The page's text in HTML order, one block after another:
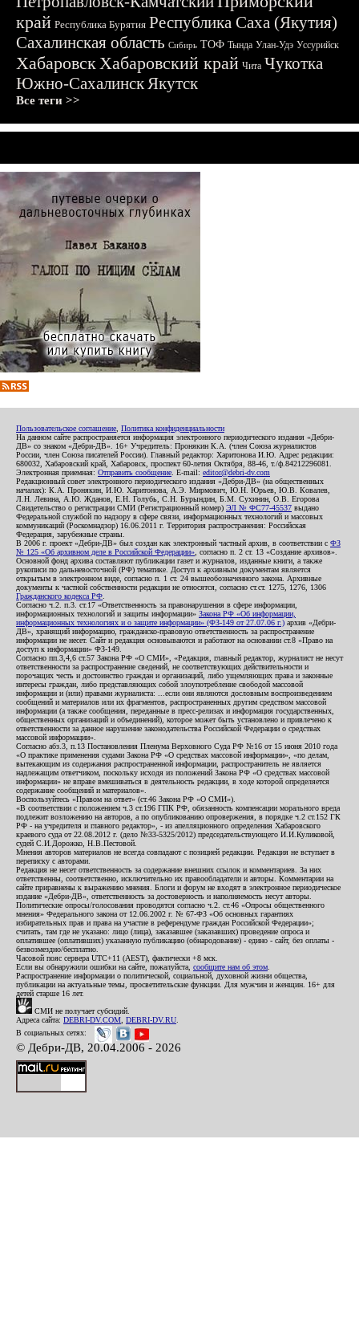
край Республика Бурятия Республика Саха (Якутия)
Сахалинская область Сибирь ТОФ Тында Улан-Удэ Уссурийск
ХабаровскХабаровский край Чита Чукотка
Южно-СахалинскЯкутск
Все теги >>
Пользовательское соглашение Политика конфиденциальности
На данном сайте распространяется информация электронного периодического издания «Дебри-
ДВ» со знаком «Дебри-ДВ». 16+ Учредитель: Пронякин К.А. (член Союза журналистов
России, член Союза писателей России). Главный редактор: Харитонова И.Ю. Адрес редакции:
680032, Хабаровский край, Хабаровск, проспект 60-летия Октября, 88-46, т./ф.84212296081.
Электронная приемная: Отправить сообщение . E-mail: editor@debri-dv.com
Редакционный совет электронного периодического издания «Дебри-ДВ» (на общественных
началах): К.А. Пронякин, И.Ю. Харитонова, А.Э. Мирмович, Ю.Н. Юрьев, Ю.В. Ковалев,
Л.Н. Левина, А.Ю. Жданов, Е.Н. Голубь, С.Н. Бурындин, Б.М. Сухинин, О.В. Егорова
Свидетельство о регистрации СМИ (Регистрационный номер) ЭЛ № ФС77-45537 выдано
Федеральной службой по надзору в сфере связи, информационных технологий и массовых
коммуникаций (Роскомнадзор) 16.06.2011 г. Территория распространения: Российская
Федерация, зарубежные страны.
В 2006 г. проект «Дебри-ДВ» был создан как электронный частный архив, в соответствии с ФЗ
№ 125 «Об архивном деле в Российской Федерации» , согласно п. 2 ст. 13 «Создание архивов».
Основной фонд архива составляют публикации газет и журналов, изданные книги, а также
рукописи по дальневосточной (РФ) тематике. Доступ к архивным документам является
открытым в электронном виде, согласно п. 1 ст. 24 вышеобозначенного закона. Архивные
документы к частной собственности редакции не относятся, согласно ст.ст. 1275, 1276, 1306
Гражданского кодекса РФ
Согласно ч.2. п.3. ст.17 «Ответственность за правонарушения в сфере информации,
информационных технологий и защиты информации» Закона РФ «Об информации,
информационных технологиях и о защите информации» (ФЗ-149 от 27.07.06 г.) архив «Дебри-
ДВ», хранящий информацию, гражданско-правовую ответственность за распространение
информации не несет. Сайт и редакция основываются и работают на основании ст.8 «Право на
доступ к информации» ФЗ-149.
Согласно пп.3,4,6 ст.57 Закона РФ «О СМИ», «Редакция, главный редактор, журналист не несут
ответственности за распространение сведений, не соответствующих действительности и
порочащих честь и достоинство граждан и организаций, либо ущемляющих права и законные
интересы граждан, либо представляющих собой злоупотребление свободой массовой
информации и (или) правами журналиста: ...если они являются дословным воспроизведением
сообщений и материалов или их фрагментов, распространенных другим средством массовой
информации (а также сообщения, переданные в пресс-релизах и информация государственных,
общественных организаций и объединений), которое может быть установлено и привлечено к
ответственности за данное нарушение законодательства Российской Федерации о средствах
массовой информации».
Согласно абз.3, п.13 Постановления Пленума Верховного Суда РФ №16 от 15 июня 2010 года
«О практике применения судами Закона РФ «О средствах массовой информации», «по делам,
вытекающим из содержания распространенной информации, распространитель не является
надлежащим ответчиком, поскольку исходя из положений Закона РФ «О средствах массовой
информации» не вправе вмешиваться в деятельность редакции, в ходе которой определяется
содержание сообщений и материалов».
Воспользуйтесь «Правом на ответ» (ст.46 Закона РФ «О СМИ»).
«В соответствии с положением ч.3 ст.196 ГПК РФ, обязанность компенсации морального вреда
подлежит возложению на авторов, а по опубликованию опровержения, в порядке ч.2 ст.152 ГК
РФ - на учредителя и главного редактор», - из апелляционного определения Хабаровского
краевого суда от 22.08.2012 г. (дело №33-5325/2012) председательствующего И.И.Куликовой,
судей С.И.Дорожко, Н.В.Пестовой.
Мнения авторов материалов не всегда совпадают с позицией редакции. Редакция не вступает в
переписку с авторами.
Редакция не несет ответственность за содержание внешних ссылок и комментариев. За них
ответственны, соответственно, исключительно их правообладатели и авторы. Комментарии на
сайте приравнены к выражению мнения. Блоги и форум не входят в электронное периодическое
издание «Дебри-ДВ», ответственность за достоверность и наполняемость несут авторы.
Политические опросы/голосования проводятся согласно ч.2. ст.46 «Опросы общественного
мнения» Федерального закона от 12.06.2002 г. № 67-ФЗ «Об основных гарантиях
избирательных прав и права на участие в референдуме граждан Российской Федерации»;
считать, там где не указано: лицо (лица), заказавшее (заказавших) проведение опроса и
оплатившее (оплативших) указанную публикацию (обнародование) - едино - сайт, без оплаты -
безвозмездно/бесплатно.
Часовой пояс сервера UTC+11 (AEST), фактически +8 мск.
Если вы обнаружили ошибки на сайте, пожалуйста, сообщите нам об этом
Распространение информации о политической, социальной, духовной жизни общества,
публикации на актуальные темы, просветительские функции. Для мужчин и женщин. 16+ для
детей старше 16 лет.
СМИ не получает субсидий.
Адреса сайта: DEBRI-DV.COM DEBRI-DV.RU
В социальных сетях:
© Дебри-ДВ, 20.04.2006 - 2026